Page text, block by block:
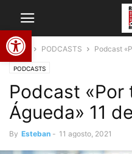
Abrir barra
Home PODCASTS Podcast
PODCASTS
Podcast «Por
Águeda» 11
By Esteban - 11 agosto, 2021